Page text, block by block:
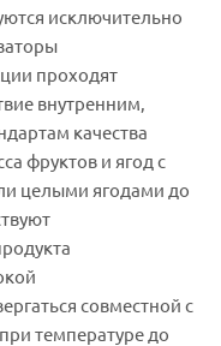
исключительно
проходят
внутренним,
качества
фруктов и ягод с
целыми ягодами до
совместной с
температуре до